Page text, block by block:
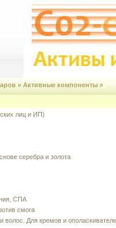
» Активные компоненты »
лиц и ИП)
серебра и золота
СПА
смога
волос. Для кремов и